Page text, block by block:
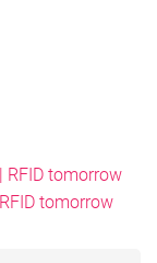
RFID tomorrow
tomorrow